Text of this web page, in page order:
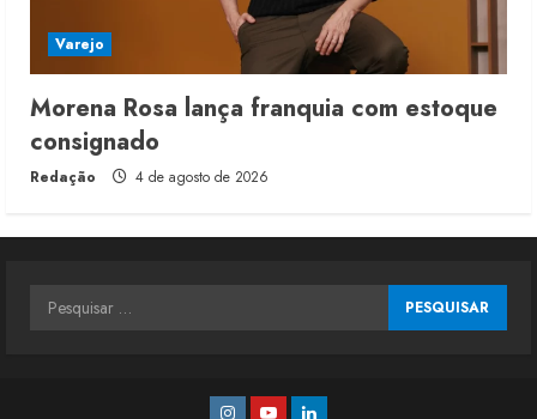
Varejo
Morena Rosa lança franquia com estoque
consignado
Redação 4 de agosto de 2026
Pesquisar
Instagram
YoutubeLinkedin